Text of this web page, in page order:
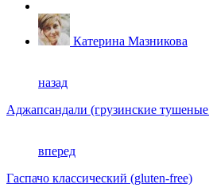
Катерина Мазникова
назад
Аджапсандали (грузинские
вперед
Гаспачо классический (gluten-free)